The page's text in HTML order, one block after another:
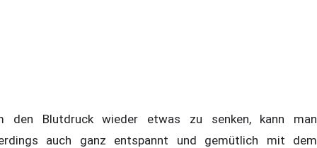
den Blutdruck wieder etwas zu senken, kann man
auch ganz entspannt und gemütlich mit dem